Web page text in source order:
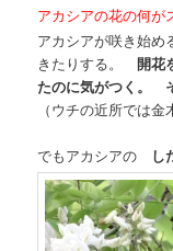
アカシアの花の何
アカシアが咲き始め
きたりする。開花
たのに気がつく。
（ウチの近所では金
でもアカシアの し